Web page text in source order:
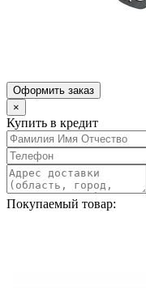
Оформить заказ
×
Купить в кредит
Покупаемый товар: